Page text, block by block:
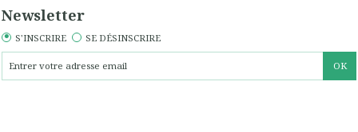
Newsletter
S'INSCRIRE SE DÉSINSCRIRE